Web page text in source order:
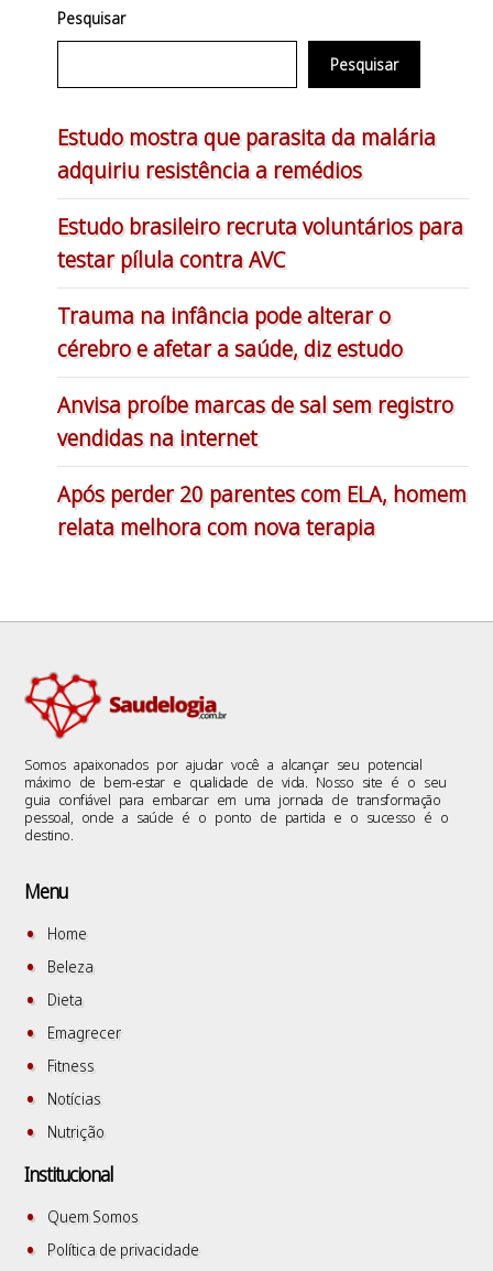
Pesquisar
Pesquisar
Estudo mostra que parasita da malária
adquiriu resistência a remédios
Estudo brasileiro recruta voluntários para
testar pílula contra AVC
Trauma na infância pode alterar o
cérebro e afetar a saúde, diz estudo
Anvisa proíbe marcas de sal sem registro
vendidas na internet
Após perder 20 parentes com ELA, homem
relata melhora com nova terapia
Somos apaixonados por ajudar você a alcançar seu potencial
máximo de bem-estar e qualidade de vida. Nosso site é o seu
guia confiável para embarcar em uma jornada de transformação
pessoal, onde a saúde é o ponto de partida e o sucesso é o
destino.
Menu
Home
Beleza
Dieta
Emagrecer
Fitness
Notícias
Nutrição
Institucional
Quem Somos
Política de privacidade